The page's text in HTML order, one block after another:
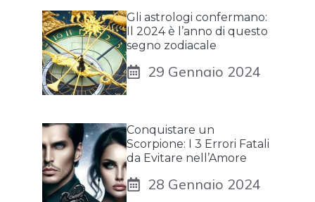
Gli astrologi confermano:
Il 2024 è l’anno di questo
segno zodiacale
29 Gennaio 2024
Conquistare un
Scorpione: I 3 Errori Fatali
da Evitare nell’Amore
28 Gennaio 2024